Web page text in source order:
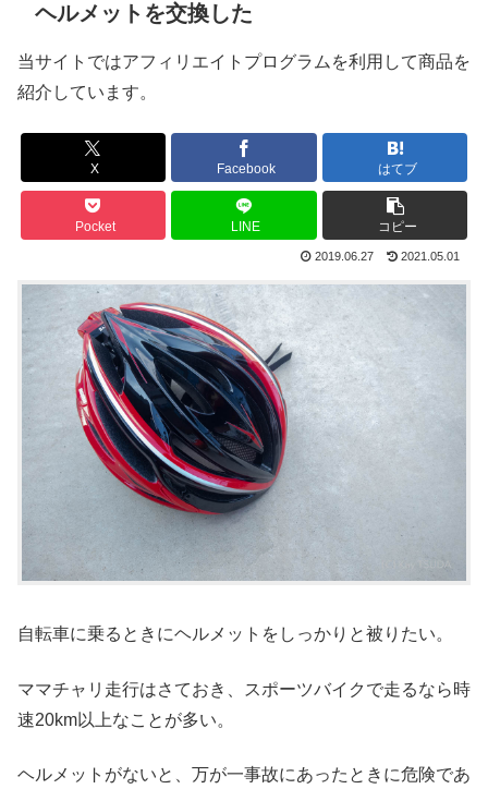
ヘルメットを交換した
当サイトではアフィリエイトプログラムを利用して商品を
紹介しています。
X Facebook はてブ
Pocket LINE コピー
2019.06.27 2021.05.01
自転車に乗るときにヘルメットをしっかりと被りたい。
ママチャリ走行はさておき、スポーツバイクで走るなら時
速20km以上なことが多い。
ヘルメットがないと、万が一事故にあったときに危険であ